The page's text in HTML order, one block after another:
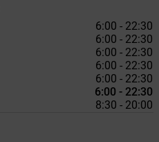
6:00 - 22:30
6:00 - 22:30
6:00 - 22:30
6:00 - 22:30
6:00 - 22:30
6:00 - 22:30
8:30 - 20:00